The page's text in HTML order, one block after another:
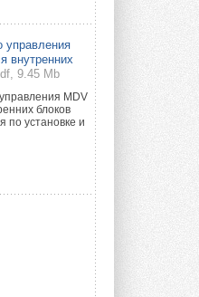
...
открыла
управления
внутренних
9.45 Mb
MDV
блоков
по установке и